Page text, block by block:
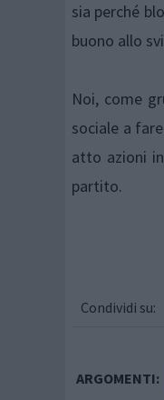
sia perché
buono allo
Noi, come
sociale a
atto azioni
Condividi su:
ARGOMENTI: